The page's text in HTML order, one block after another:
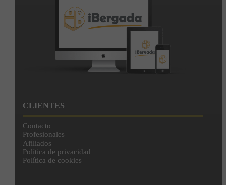
CLIENTES
Contacto
Profesionales
Afiliados
Política de privacidad
Política de cookies